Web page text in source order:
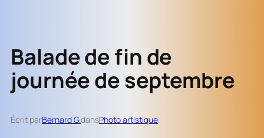
Balade de fin de
journée de septembre
Écrit parBernard G.dansPhoto artistique